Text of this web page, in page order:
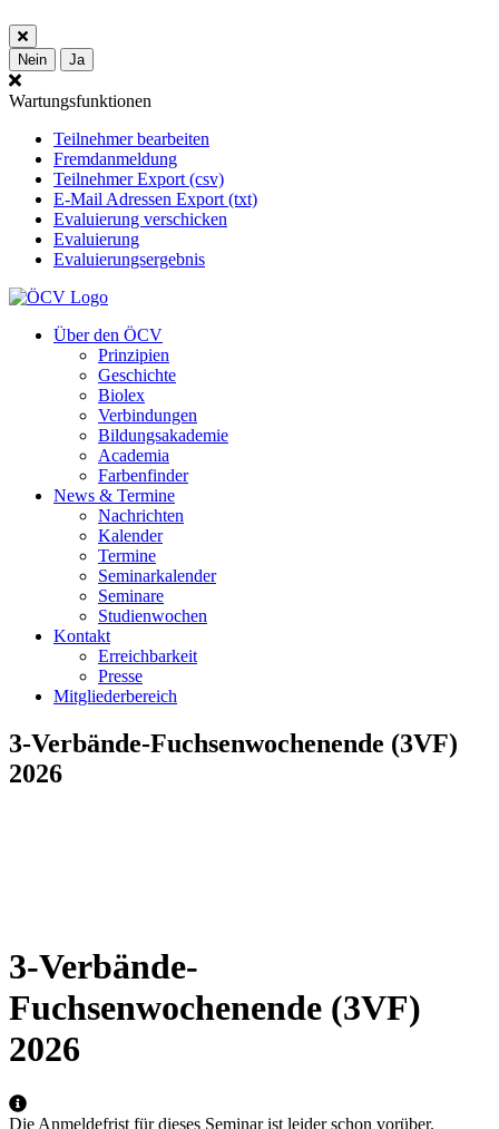
Nein Ja
Wartungsfunktionen
Teilnehmer bearbeiten
Fremdanmeldung
Teilnehmer Export (csv)
E-Mail Adressen Export (txt)
Evaluierung verschicken
Evaluierung
Evaluierungsergebnis
Über den ÖCV
Prinzipien
Geschichte
Biolex
Verbindungen
Bildungsakademie
Academia
Farbenfinder
News & Termine
Nachrichten
Kalender
Termine
Seminarkalender
Seminare
Studienwochen
Kontakt
Erreichbarkeit
Presse
Mitgliederbereich
3-Verbände-Fuchsenwochenende (3VF)
2026
3-Verbände-
Fuchsenwochenende (3VF)
2026
Die Anmeldefrist für dieses Seminar ist leider schon vorüber.